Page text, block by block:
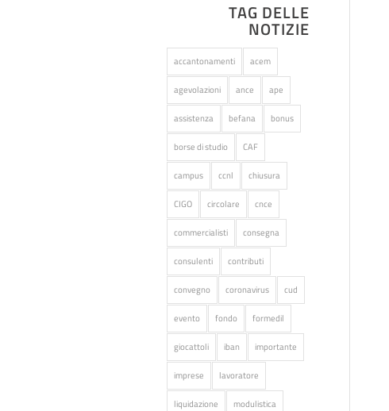
TAG DELLE
NOTIZIE
accantonamenti acem
agevolazioni ance ape
assistenza befana bonus
borse di studio CAF
campus ccnl chiusura
CIGO circolare cnce
commercialisti consegna
consulenti contributi
convegno coronavirus cud
evento fondo formedil
giocattoli iban importante
imprese lavoratore
liquidazione modulistica